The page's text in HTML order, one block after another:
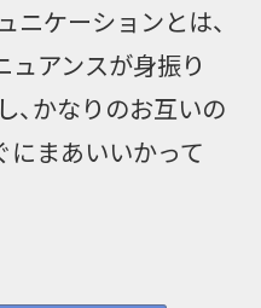
ニケーションとは、
ュアンスが身振り
、かなりのお互いの
にまあいいかって